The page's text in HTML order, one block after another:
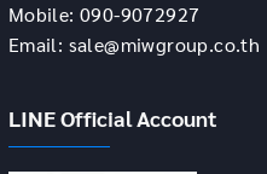
Mobile: 090-9072927
Email: sale@miwgroup.co.th
LINE Official Account